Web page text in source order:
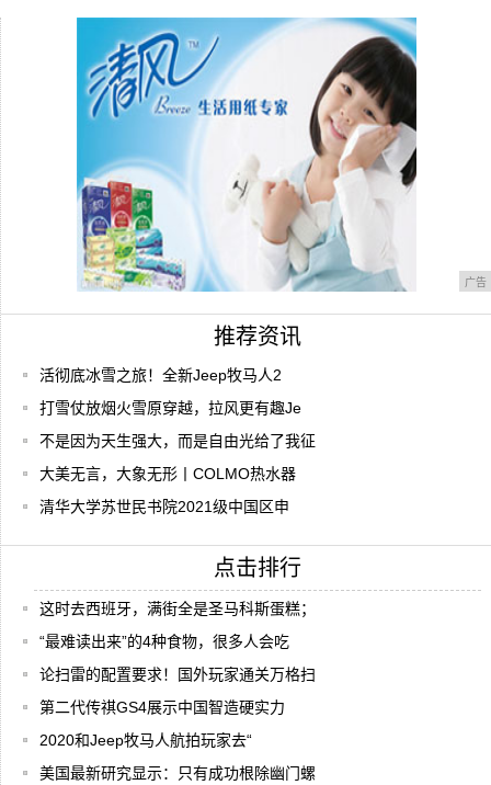
所有对白加起来不超过20句，这部14年前的
广告
推荐资讯
活彻底冰雪之旅！全新Jeep牧马人2
打雪仗放烟火雪原穿越，拉风更有趣Je
不是因为天生强大，而是自由光给了我征
大美无言，大象无形丨COLMO热水器
清华大学苏世民书院2021级中国区申
点击排行
这时去西班牙，满街全是圣马科斯蛋糕；
“最难读出来”的4种食物，很多人会吃
论扫雷的配置要求！国外玩家通关万格扫
第二代传祺GS4展示中国智造硬实力
2020和Jeep牧马人航拍玩家去“
美国最新研究显示：只有成功根除幽门螺